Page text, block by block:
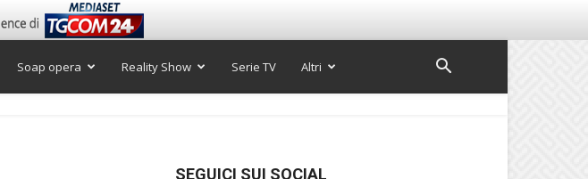
Soap opera Reality Show Serie TV Altri
SEGUICI SUI SOCIAL